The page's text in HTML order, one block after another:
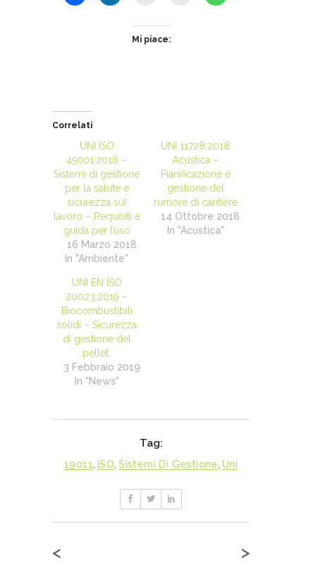
Mi piace:
Correlati
UNI ISO
45001:2018 –
Sistemi di gestione
per la salute e
sicurezza sul
lavoro – Requisiti e
guida per l’uso
16 Marzo 2018
In "Ambiente"
UNI 11728:2018
Acustica –
Pianificazione e
gestione del
rumore di cantiere
14 Ottobre 2018
In "Acustica"
UNI EN ISO
20023:2019 –
Biocombustibili
solidi – Sicurezza
di gestione del
pellet.
3 Febbraio 2019
In "News"
Tag:
19011 ISO Sistemi Di Gestione Uni
< >